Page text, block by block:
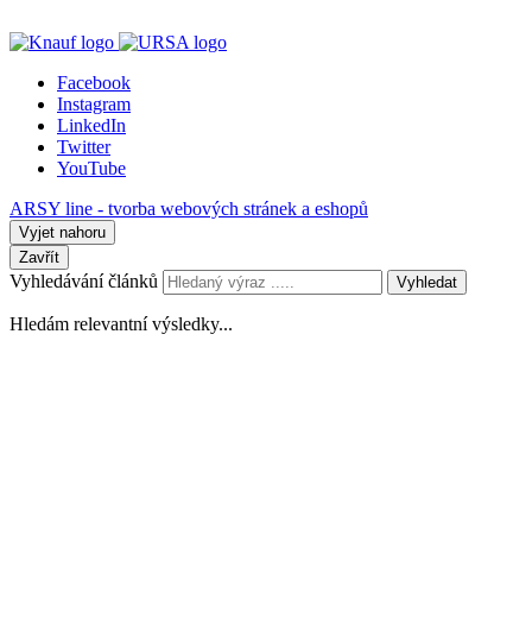
Facebook
Instagram
LinkedIn
Twitter
YouTube
ARSY line - tvorba webových stránek a eshopů
Vyjet nahoru
Zavřít
Vyhledávání článků Vyhledat
Hledám relevantní výsledky...